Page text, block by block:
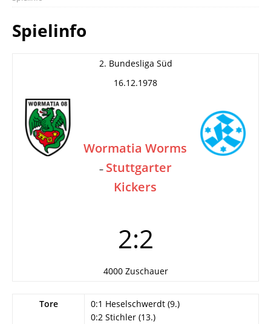
Spielinfo
2. Bundesliga Süd
16.12.1978
Wormatia Worms
– Stuttgarter
Kickers
2:2
4000 Zuschauer
Tore
0:1 Heselschwerdt (9.)
0:2 Stichler (13.)